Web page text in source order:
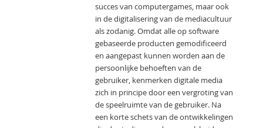
succes van computergames, maar ook
in de digitalisering van de mediacultuur
als zodanig. Omdat alle op software
gebaseerde producten gemodificeerd
en aangepast kunnen worden aan de
persoonlijke behoeften van de
gebruiker, kenmerken digitale media
zich in principe door een vergroting van
de speelruimte van de gebruiker. Na
een korte schets van de ontwikkelingen